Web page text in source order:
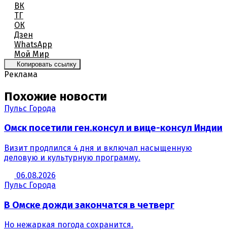
ВК
ТГ
ОК
Дзен
WhatsApp
Мой Мир
Копировать ссылку
Реклама
Похожие новости
Пульс Города
Омск посетили ген.консул и вице-консул Индии
Визит продлился 4 дня и включал насыщенную
деловую и культурную программу.
06.08.2026
Пульс Города
В Омске дожди закончатся в четверг
Но нежаркая погода сохранится.